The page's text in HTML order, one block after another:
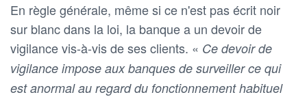
En règle générale, même si ce n'est pas écrit noir
sur blanc dans la loi, la banque a un devoir de
vigilance vis-à-vis de ses clients. « Ce devoir de
vigilance impose aux banques de surveiller ce qui
est anormal au regard du fonctionnement habituel